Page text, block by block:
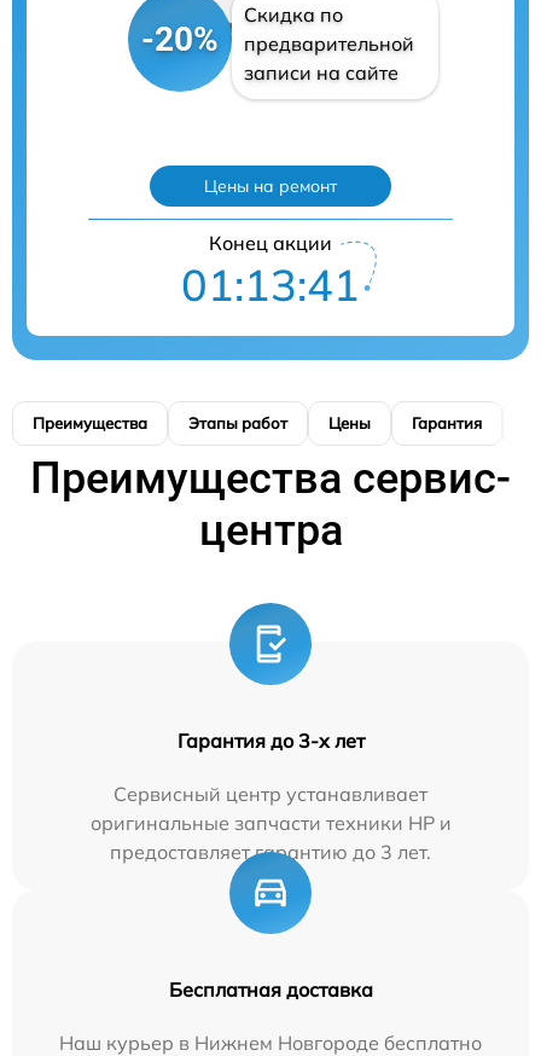
-20%
Скидка по
предварительной
записи на сайте
Цены на ремонт
Конец акции
01:13:40
Преимущества Этапы работ Цены Гарантия
Преимущества сервис-
центра
Гарантия до 3-х лет
Сервисный центр устанавливает
оригинальные запчасти техники HP и
предоставляет гарантию до 3 лет.
Бесплатная доставка
Наш курьер в Нижнем Новгороде бесплатно